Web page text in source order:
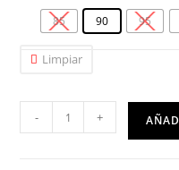
85 90 95
Limpiar
- +